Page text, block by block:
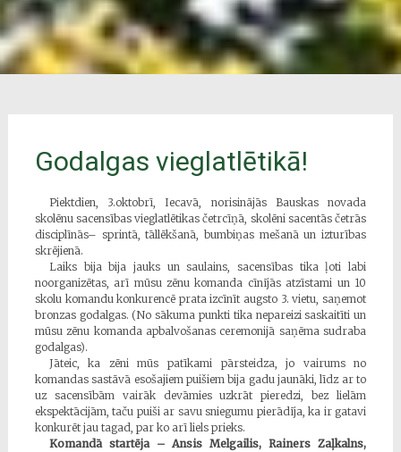
Godalgas vieglatlētikā!
Piektdien, 3.oktobrī, Iecavā, norisinājās Bauskas novada
skolēnu sacensības vieglatlētikas četrcīņā, skolēni sacentās četrās
disciplīnās– sprintā, tāllēkšanā, bumbiņas mešanā un izturības
skrējienā.
Laiks bija bija jauks un saulains, sacensības tika ļoti labi
noorganizētas, arī mūsu zēnu komanda cīnījās atzīstami un 10
skolu komandu konkurencē prata izcīnīt augsto 3. vietu, saņemot
bronzas godalgas. (No sākuma punkti tika nepareizi saskaitīti un
mūsu zēnu komanda apbalvošanas ceremonijā saņēma sudraba
godalgas).
Jāteic, ka zēni mūs patīkami pārsteidza, jo vairums no
komandas sastāvā esošajiem puišiem bija gadu jaunāki, līdz ar to
uz sacensībām vairāk devāmies uzkrāt pieredzi, bez lielām
ekspektācijām, taču puiši ar savu sniegumu pierādīja, ka ir gatavi
konkurēt jau tagad, par ko arī liels prieks.
Komandā startēja – Ansis Melgailis, Rainers Zaļkalns,